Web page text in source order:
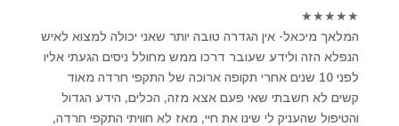
★
★
★
★
★
המלאך מיכאל- אין הגדרה טובה יותר שאני יכולה למצוא לאיש
הנפלא הזה ולידע שעובר דרכו ממש מחולל ניסים הגעתי אליו
לפני 10 שנים אחרי תקופה ארוכה של התקפי חרדה מאוד
קשים לא חשבתי שאי פעם אצא מזה, הכלים, הידע הגדול
והטיפול שהעניק לי שינו את חיי, מאז לא חוויתי התקפי חרדה,